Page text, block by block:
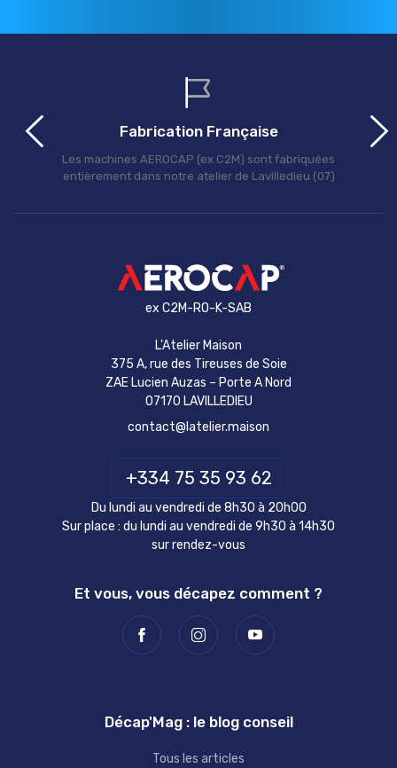
Fabrication Française
Les machines AEROCAP (ex C2M) sont fabriquées
entièrement dans notre atelier de Lavilledieu (07)
ex C2M-RO-K-SAB
L'Atelier Maison
375 A, rue des Tireuses de Soie
ZAE Lucien Auzas – Porte A Nord
07170 LAVILLEDIEU
contact@latelier.maison
+334 75 35 93 62
Du lundi au vendredi de 8h30 à 20h00
Sur place : du lundi au vendredi de 9h30 à 14h30
sur rendez-vous
Et vous, vous décapez comment ?
Décap'Mag : le blog conseil
Tous les articles